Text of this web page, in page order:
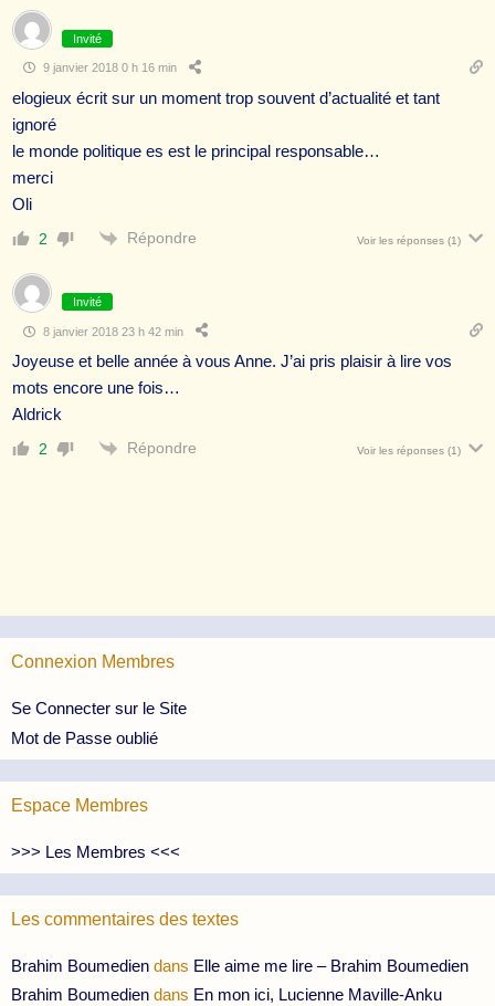
Invité
9 janvier 2018 0 h 16 min
elogieux écrit sur un moment trop souvent d’actualité et tant
ignoré
le monde politique es est le principal responsable…
merci
Oli
2 Répondre Voir les réponses (1)
Invité
8 janvier 2018 23 h 42 min
Joyeuse et belle année à vous Anne. J’ai pris plaisir à lire vos
mots encore une fois…
Aldrick
2 Répondre Voir les réponses (1)
Connexion Membres
Se Connecter sur le Site
Mot de Passe oublié
Espace Membres
>>> Les Membres <<<
Les commentaires des textes
Brahim Boumedien dans Elle aime me lire – Brahim Boumedien
Brahim Boumedien dans En mon ici, Lucienne Maville-Anku